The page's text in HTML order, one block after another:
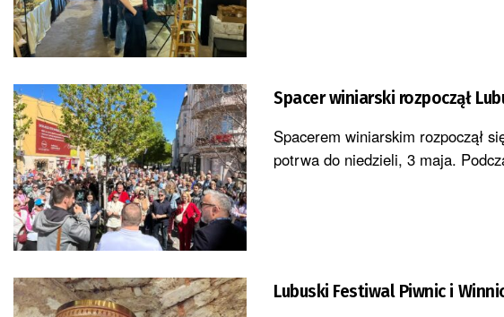
Spacer winiarski rozpoczął
Spacerem winiarskim rozpoczął
potrwa do niedzieli, 3 maja.
Lubuski Festiwal Piwnic i